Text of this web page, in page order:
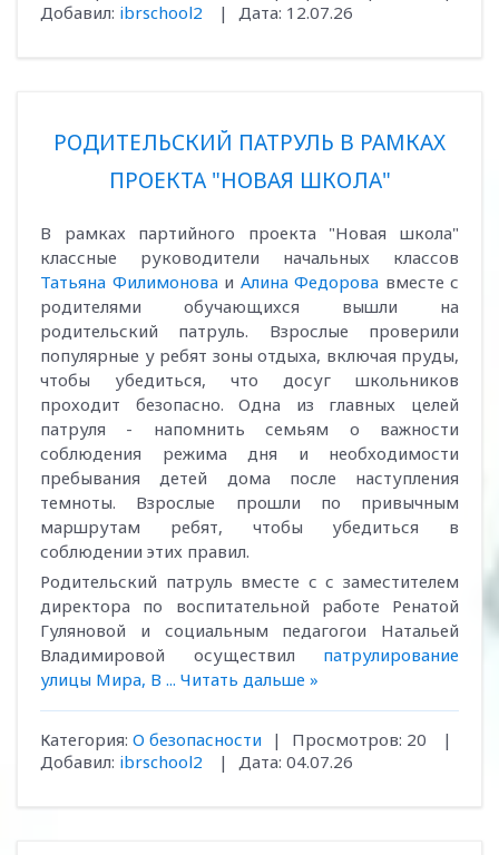
Добавил: ibrschool2 | Дата: 12.07.26
РОДИТЕЛЬСКИЙ ПАТРУЛЬ В РАМКАХ
ПРОЕКТА "НОВАЯ ШКОЛА"
В рамках партийного проекта "Новая школа"
классные руководители начальных классов
Татьяна Филимонова и Алина Федорова вместе с
родителями обучающихся вышли на
родительский патруль. Взрослые проверили
популярные у ребят зоны отдыха, включая пруды,
чтобы убедиться, что досуг школьников
проходит безопасно. Одна из главных целей
патруля - напомнить семьям о важности
соблюдения режима дня и необходимости
пребывания детей дома после наступления
темноты. Взрослые прошли по привычным
маршрутам ребят, чтобы убедиться в
соблюдении этих правил.
Родительский патруль вместе с с заместителем
директора по воспитательной работе Ренатой
Гуляновой и социальным педагогои Натальей
Владимировой осуществил патрулирование
улицы Мира, В ... Читать дальше »
Категория: О безопасности | Просмотров: 20
|
Добавил: ibrschool2 | Дата: 04.07.26